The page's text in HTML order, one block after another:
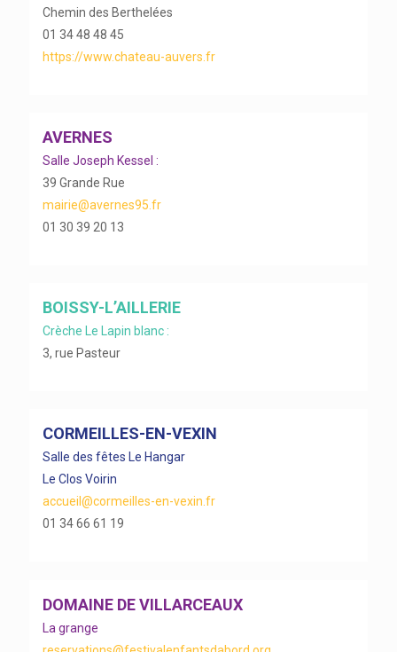
Chemin des Berthelées
01 34 48 48 45
https://www.chateau-auvers.fr
AVERNES
Salle Joseph Kessel :
39 Grande Rue
mairie@avernes95.fr
01 30 39 20 13
BOISSY-L’AILLERIE
Crèche Le Lapin blanc :
3, rue Pasteur
CORMEILLES-EN-VEXIN
Salle des fêtes Le Hangar
Le Clos Voirin
accueil@cormeilles-en-vexin.fr
01 34 66 61 19
DOMAINE DE VILLARCEAUX
La grange